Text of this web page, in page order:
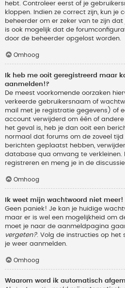
hebt. Controleer eerst of je
kloppen. Indien ze correct zijn, kun
beheerder om er zeker van te zijn
is ook mogelijk dat de
door de beheerder opgelost worden.
Omhoog
Ik heb me ooit geregistreerd maar
aanmelden!?
De meest voorkomende oorzaken
verkeerde gebruikersnaam of
mail met je registratie gegevens) of
account verwijderd om één of
het geval is, heb je dan ooit een
normaal dat forums om de zoveel
berichten geplaatst hebben,
database qua omvang te verkleinen.
registreren en meng je in de
Omhoog
Ik weet mijn wachtwoord niet meer!
Geen paniek! Je kan je huidige
maar er is wel een mogelijkheid om
moet je naar de aanmeldpagina
vergeten?. Volg de instructies op het
je weer aanmelden.
Omhoog
Waarom word ik automatisch